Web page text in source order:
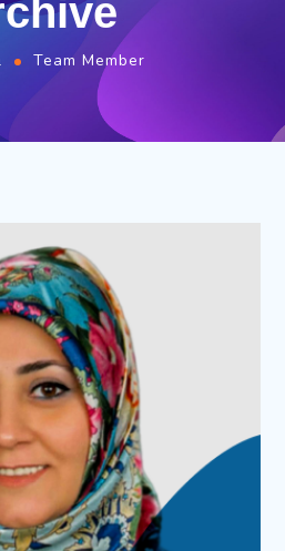
Team Member